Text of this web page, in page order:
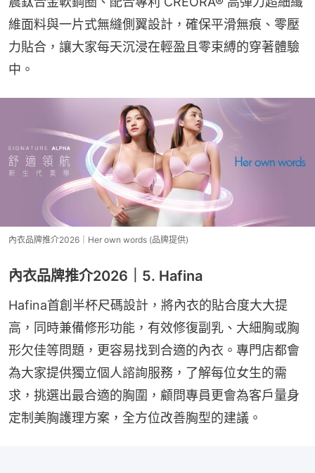
維面料與一片式無縫側翼設計，確保平滑無痕、零壓
力貼合，讓大家每天沉浸在輕盈且零束縛的穿著體驗
中。
內衣品牌推介2026｜Her own words (品牌提供)
內衣品牌推介2026｜5. Hafina
Hafina首創半杯尺碼設計，將內衣的貼合度大大提
高，同時兼備修形功能，有效修復副乳、大細胸或胸
形欠佳等問題，更容易找到合適的內衣。專門店都會
為大家提供獨立個人諮詢服務，了解每位女生的需
求，挑選出最合適的胸圍，顧問專員更會為客戶量身
定制美胸護理方案，全方位改善胸型的建議。